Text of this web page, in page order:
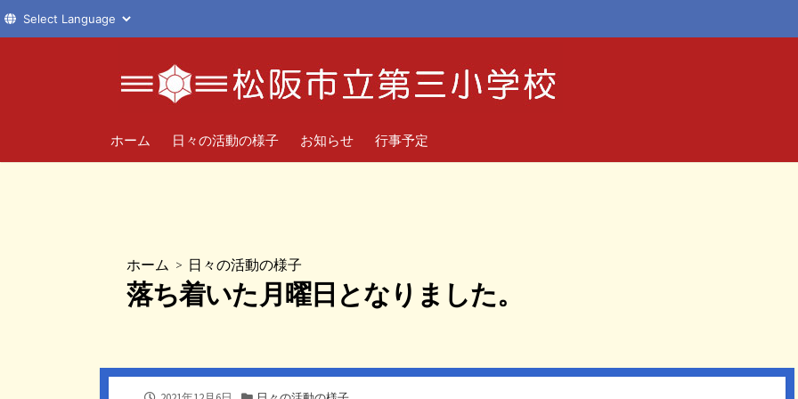
へ
ホーム 日々の活動の様子 お知らせ 行事予定
ホーム > 日々の活動の様子
落ち着いた月曜日となりました。
公
カ